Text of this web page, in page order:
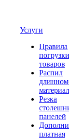
Услуги
Правила
погрузки
товаров
Распил
Резка
панелей
платная